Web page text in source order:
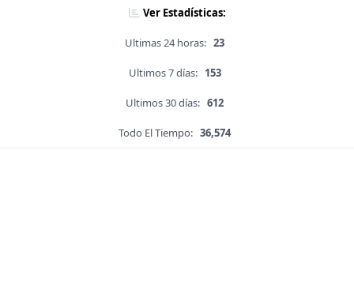
Ver Estadísticas:
Ultimas 24 horas: 23
Ultimos 7 días: 153
Ultimos 30 días: 612
Todo El Tiempo: 36,574